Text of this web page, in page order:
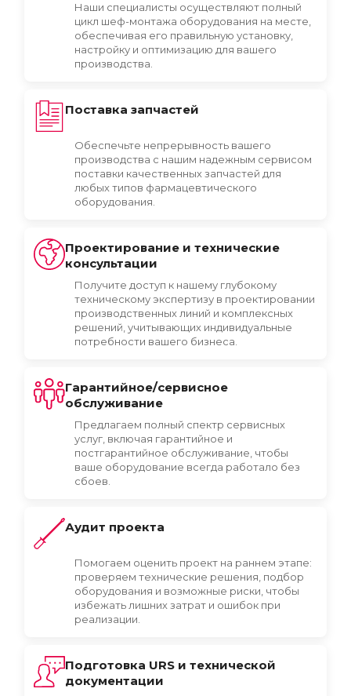
Наши специалисты осуществляют полный
цикл шеф-монтажа оборудования на месте,
обеспечивая его правильную установку,
настройку и оптимизацию для вашего
производства.
Поставка запчастей
Обеспечьте непрерывность вашего
производства с нашим надежным сервисом
поставки качественных запчастей для
любых типов фармацевтического
оборудования.
Проектирование и технические
консультации
Получите доступ к нашему глубокому
техническому экспертизу в проектировании
производственных линий и комплексных
решений, учитывающих индивидуальные
потребности вашего бизнеса.
Гарантийное/сервисное
обслуживание
Предлагаем полный спектр сервисных
услуг, включая гарантийное и
постгарантийное обслуживание, чтобы
ваше оборудование всегда работало без
сбоев.
Аудит проекта
Помогаем оценить проект на раннем этапе:
проверяем технические решения, подбор
оборудования и возможные риски, чтобы
избежать лишних затрат и ошибок при
реализации.
Подготовка URS и технической
документации